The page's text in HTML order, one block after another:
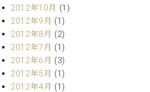
2012年10月 (1)
2012年9月 (1)
2012年8月 (2)
2012年7月 (1)
2012年6月 (3)
2012年5月 (1)
2012年4月 (1)